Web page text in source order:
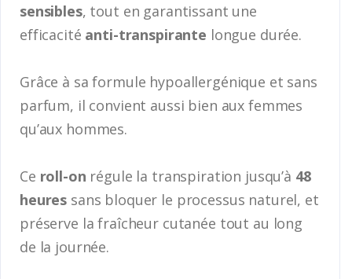
sensibles, tout en garantissant une
efficacité anti-transpirante longue durée.
Grâce à sa formule hypoallergénique et sans
parfum, il convient aussi bien aux femmes
qu’aux hommes.
Ce roll-on régule la transpiration jusqu’à 48
heures sans bloquer le processus naturel, et
préserve la fraîcheur cutanée tout au long
de la journée.